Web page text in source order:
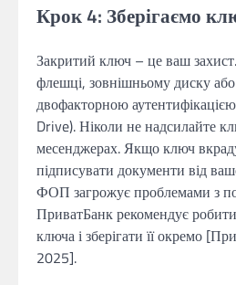
Крок 4: Зберігаємо
Закритий ключ – це ваш
флешці, зовнішньому диску
двофакторною
Drive). Ніколи не надсилайте
месенджерах. Якщо ключ
підписувати документи від
ФОП загрожує проблемами з
ПриватБанк рекомендує
ключа і зберігати її окремо
2025].